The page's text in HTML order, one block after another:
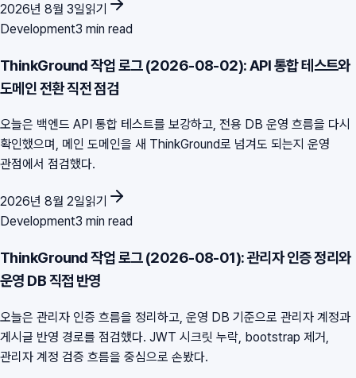
2026년 8월 3일읽기
Development3 min read
ThinkGround 작업 로그 (2026-08-02): API 통합 테스트와
도메인 전환 직전 점검
오늘은 백엔드 API 통합 테스트를 보강하고, 전용 DB 운영 흐름을 다시
확인했으며, 메인 도메인을 새 ThinkGround로 넘겨도 되는지 운영
관점에서 점검했다.
2026년 8월 2일읽기
Development3 min read
ThinkGround 작업 로그 (2026-08-01): 관리자 인증 정리와
운영 DB 직접 반영
오늘은 관리자 인증 흐름을 정리하고, 운영 DB 기준으로 관리자 계정과
게시글 반영 경로를 점검했다. JWT 시크릿 누락, bootstrap 제거,
관리자 계정 검증 흐름을 중심으로 손봤다.